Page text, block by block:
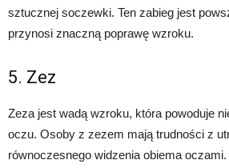
sztucznej soczewki. Ten zabieg jest
przynosi znaczną poprawę wzroku.
5. Zez
Zeza jest wadą wzroku, która powoduje
oczu. Osoby z zezem mają trudności z
równoczesnego widzenia obiema